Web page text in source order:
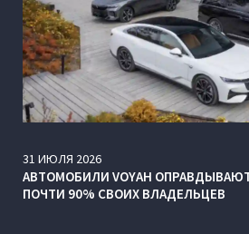
31 ИЮЛЯ 2026
АВТОМОБИЛИ VOYAH
ПОЧТИ 90% СВОИХ ВЛАДЕЛЬЦЕВ